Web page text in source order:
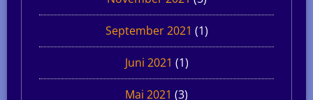
September 2021 (1)
Juni 2021 (1)
Mai 2021 (3)